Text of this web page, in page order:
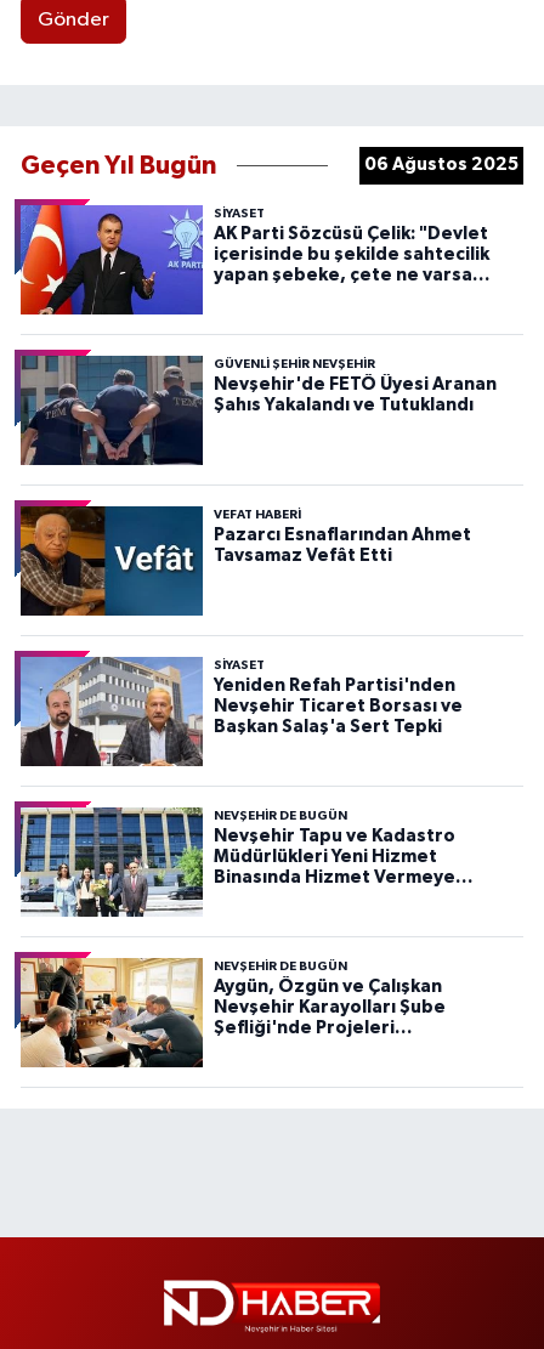
Gönder
Geçen Yıl Bugün 06 Ağustos 2025
SIYASET
AK Parti Sözcüsü Çelik: "Devlet
içerisinde bu şekilde sahtecilik
yapan şebeke, çete ne varsa
GÜVENLI ŞEHIR NEVŞEHIR
Nevşehir'de FETÖ Üyesi Aranan
Şahıs Yakalandı ve Tutuklandı
VEFAT HABERI
Pazarcı Esnaflarından Ahmet
Tavsamaz Vefât Etti
SIYASET
Yeniden Refah Partisi'nden
Nevşehir Ticaret Borsası ve
Başkan Salaş'a Sert Tepki
NEVŞEHIR DE BUGÜN
Nevşehir Tapu ve Kadastro
Müdürlükleri Yeni Hizmet
Binasında Hizmet Vermeye
NEVŞEHIR DE BUGÜN
Aygün, Özgün ve Çalışkan
Nevşehir Karayolları Şube
Şefliği'nde Projeleri